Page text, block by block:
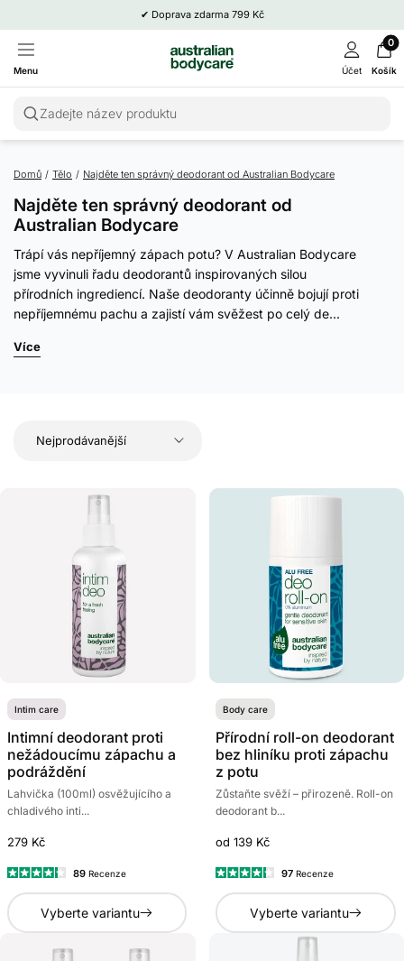
✔ Doprava zdarma 799 Kč
Menu Účet
0
Košík
Zadejte název produktu
Domů / Tělo / Najděte ten správný deodorant od Australian Bodycare
Najděte ten správný deodorant od
Australian Bodycare
Trápí vás nepříjemný zápach potu? V Australian Bodycare
jsme vyvinuli řadu deodorantů inspirovaných silou
přírodních ingrediencí. Naše deodoranty účinně bojují proti
nepříjemnému pachu a zajistí vám svěžest po celý de...
Více
Intim care
Intimní deodorant proti
nežádoucímu zápachu a
podráždění
Lahvička (100ml) osvěžujícího a
chladivého inti...
279 Kč
4.3
z
5
89Recenze
Vyberte variantu
Body care
Přírodní roll-on deodorant
bez hliníku proti zápachu
z potu
Zůstaňte svěží – přirozeně. Roll-on
deodorant b...
od 139 Kč
4.2
z
5
97 Recenze
Vyberte variantu